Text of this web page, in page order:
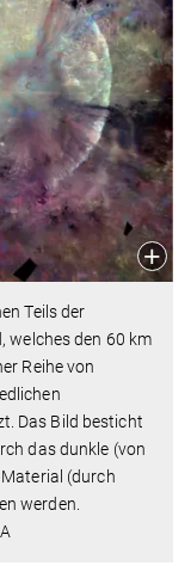
Teils der
welches den 60 km
Reihe von
Das Bild besticht
das dunkle (von
(durch
werden.